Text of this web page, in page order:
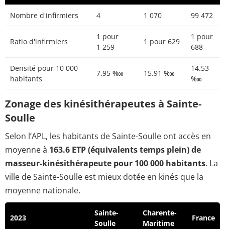
Nombre d'infirmiers 4 1 070 99 472
Ratio d'infirmiers
1 pour
1 259
1 pour 629
1 pour
688
Densité pour 10 000
habitants
7.95 ‱ 15.91 ‱
14.53
‱
Zonage des kinésithérapeutes à Sainte-
Soulle
Selon l’APL, les habitants de Sainte-Soulle ont accès en
moyenne à 163.6 ETP (équivalents temps plein) de
masseur-kinésithérapeute pour 100 000 habitants. La
ville de Sainte-Soulle est mieux dotée en kinés que la
moyenne nationale.
2023
Sainte-
Soulle
Charente-
Maritime
France